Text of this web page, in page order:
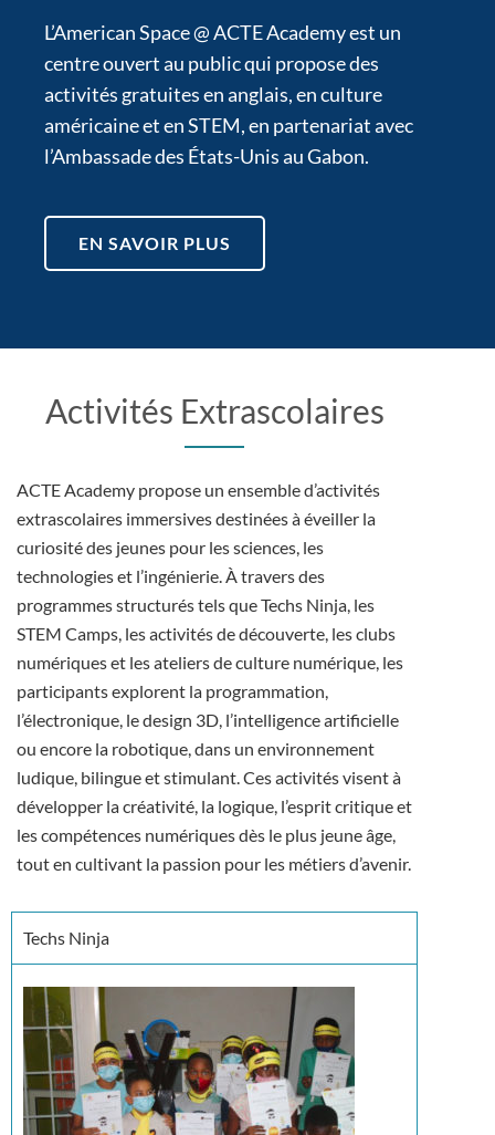
L’American Space @ ACTE Academy est un
centre ouvert au public qui propose des
activités gratuites en anglais, en culture
américaine et en STEM, en partenariat avec
l’Ambassade des États-Unis au Gabon.
EN SAVOIR PLUS
Activités Extrascolaires
ACTE Academy propose un ensemble d’activités
extrascolaires immersives destinées à éveiller la
curiosité des jeunes pour les sciences, les
technologies et l’ingénierie. À travers des
programmes structurés tels que Techs Ninja, les
STEM Camps, les activités de découverte, les clubs
numériques et les ateliers de culture numérique, les
participants explorent la programmation,
l’électronique, le design 3D, l’intelligence artificielle
ou encore la robotique, dans un environnement
ludique, bilingue et stimulant. Ces activités visent à
développer la créativité, la logique, l’esprit critique et
les compétences numériques dès le plus jeune âge,
tout en cultivant la passion pour les métiers d’avenir.
Techs Ninja